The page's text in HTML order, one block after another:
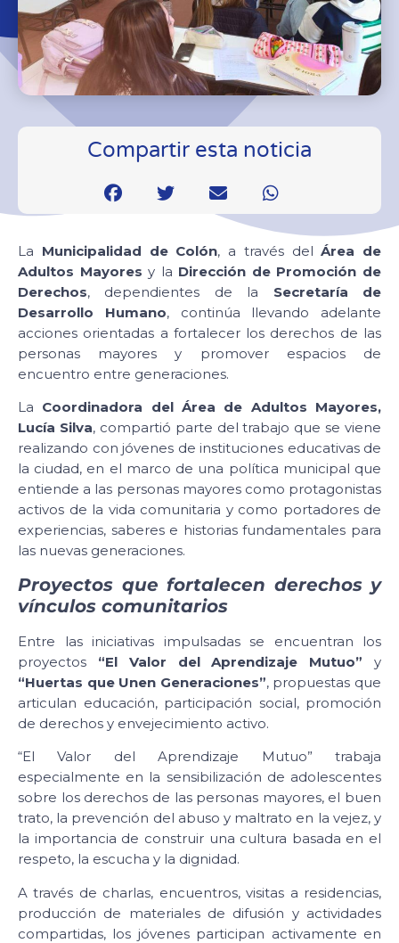
Compartir esta noticia
La Municipalidad de Colón, a través delÁrea de
Adultos Mayores y la Dirección de Promoción de
Derechos, dependientes de la Secretaría de
Desarrollo Humano, continúa llevando adelante
acciones orientadas a fortalecer los derechos de las
personas mayores y promover espacios de
encuentro entre generaciones.
La Coordinadora del Área de Adultos Mayores,
Lucía Silva, compartió parte del trabajo que se viene
realizando con jóvenes de instituciones educativas de
la ciudad, en el marco de una política municipal que
entiende a las personas mayores como protagonistas
activos de la vida comunitaria y como portadores de
experiencias, saberes e historias fundamentales para
las nuevas generaciones.
Proyectos que fortalecen derechos y
vínculos comunitarios
Entre las iniciativas impulsadas se encuentran los
proyectos “El Valor del Aprendizaje Mutuo” y
“Huertas que Unen Generaciones”, propuestas que
articulan educación, participación social, promoción
de derechos y envejecimiento activo.
“El Valor del Aprendizaje Mutuo” trabaja
especialmente en la sensibilización de adolescentes
sobre los derechos de las personas mayores, el buen
trato, la prevención del abuso y maltrato en la vejez, y
la importancia de construir una cultura basada en el
respeto, la escucha y la dignidad.
A través de charlas, encuentros, visitas a residencias,
producción de materiales de difusión y actividades
compartidas, los jóvenes participan activamente en